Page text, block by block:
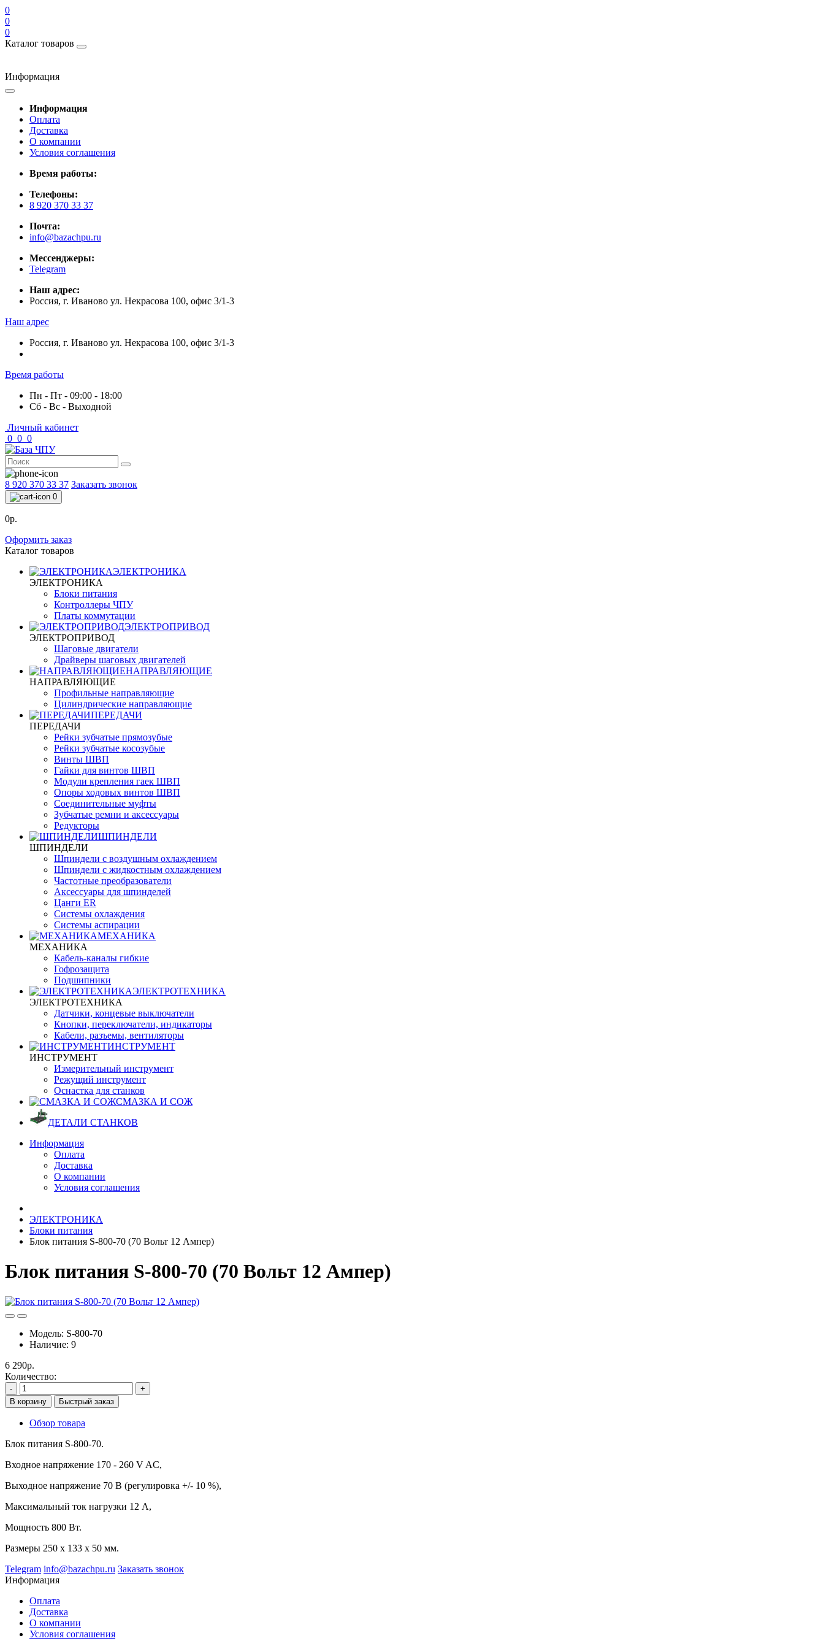
0
0
0
Каталог товаров
Информация
Информация
Оплата
Доставка
О компании
Условия соглашения
Время работы:
Телефоны:
8 920 370 33 37
Почта:
info@bazachpu.ru
Мессенджеры:
Telegram
Наш адрес:
Россия, г. Иваново ул. Некрасова 100, офис 3/1-3
Наш адрес
Россия, г. Иваново ул. Некрасова 100, офис 3/1-3
Время работы
Пн - Пт - 09:00 - 18:00
Сб - Вс - Выходной
Личный кабинет
0 0 0
8 920 370 33 37 Заказать звонок
0
0р.
Оформить заказ
Каталог товаров
ЭЛЕКТРОНИКА
ЭЛЕКТРОНИКА
Блоки питания
Контроллеры ЧПУ
Платы коммутации
ЭЛЕКТРОПРИВОД
ЭЛЕКТРОПРИВОД
Шаговые двигатели
Драйверы шаговых двигателей
НАПРАВЛЯЮЩИЕ
НАПРАВЛЯЮЩИЕ
Профильные направляющие
Цилиндрические направляющие
ПЕРЕДАЧИ
ПЕРЕДАЧИ
Рейки зубчатые прямозубые
Рейки зубчатые косозубые
Винты ШВП
Гайки для винтов ШВП
Модули крепления гаек ШВП
Опоры ходовых винтов ШВП
Соединительные муфты
Зубчатые ремни и аксессуары
Редукторы
ШПИНДЕЛИ
ШПИНДЕЛИ
Шпиндели с воздушным охлаждением
Шпиндели с жидкостным охлаждением
Частотные преобразователи
Аксессуары для шпинделей
Цанги ER
Системы охлаждения
Системы аспирации
МЕХАНИКА
МЕХАНИКА
Кабель-каналы гибкие
Гофрозащита
Подшипники
ЭЛЕКТРОТЕХНИКА
ЭЛЕКТРОТЕХНИКА
Датчики, концевые выключатели
Кнопки, переключатели, индикаторы
Кабели, разъемы, вентиляторы
ИНСТРУМЕНТ
ИНСТРУМЕНТ
Измерительный инструмент
Режущий инструмент
Оснастка для станков
СМАЗКА И СОЖ
ДЕТАЛИ СТАНКОВ
Информация
Оплата
Доставка
О компании
Условия соглашения
ЭЛЕКТРОНИКА
Блоки питания
Блок питания S-800-70 (70 Вольт 12 Ампер)
Блок питания S-800-70 (70 Вольт 12 Ампер)
Модель: S-800-70
Наличие: 9
6 290р.
Количество:
-
+
В корзину
Быстрый заказ
Обзор товара
Блок питания S-800-70.
Входное напряжение 170 - 260 V AC,
Выходное напряжение 70 В (регулировка +/- 10 %),
Максимальный ток нагрузки 12 А,
Мощность 800 Вт.
Размеры 250 х 133 х 50 мм.
Telegram info@bazachpu.ru Заказать звонок
Информация
Оплата
Доставка
О компании
Условия соглашения